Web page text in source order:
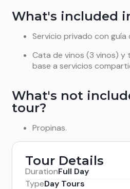
What's included
Servicio privado con guía
Cata de vinos (3 vinos) y
base a servicios
What's not
tour?
Propinas.
Tour Details
DurationFull Day
TypeDay Tours